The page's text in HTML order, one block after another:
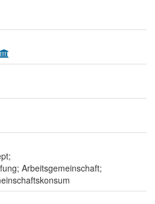
Arbeitsgemeinschaft;